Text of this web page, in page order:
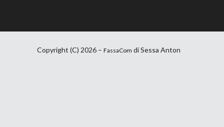
Copyright (C) 2026 – FassaCom di Sessa Anton